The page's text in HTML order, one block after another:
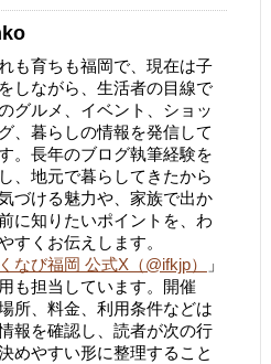
も育ちも福岡で、現在は子
しながら、生活者の目線で
グルメ、イベント、ショッ
、暮らしの情報を発信して
。長年のブログ執筆経験を
、地元で暮らしてきたから
づける魅力や、家族で出か
に知りたいポイントを、わ
すくお伝えします。
なび福岡 公式X（@ifkjp）
」
も担当しています。開催
所、料金、利用条件などは
報を確認し、読者が次の行
めやすい形に整理すること